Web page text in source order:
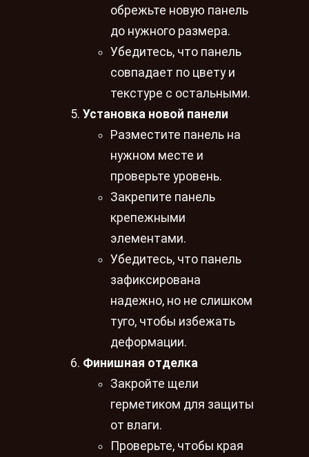
обрежьте новую панель
до нужного размера.
Убедитесь, что панель
совпадает по цвету и
текстуре с остальными.
Установка новой панели
Разместите панель на
нужном месте и
проверьте уровень.
Закрепите панель
крепежными
элементами.
Убедитесь, что панель
зафиксирована
надежно, но не слишком
туго, чтобы избежать
деформации.
Финишная отделка
Закройте щели
герметиком для защиты
от влаги.
Проверьте, чтобы края